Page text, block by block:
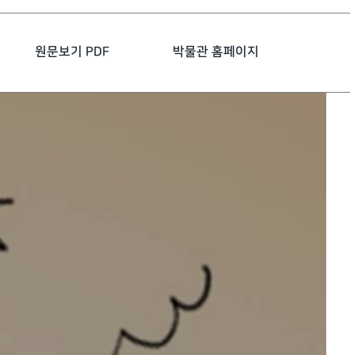
원문보기 PDF 박물관 홈페이지